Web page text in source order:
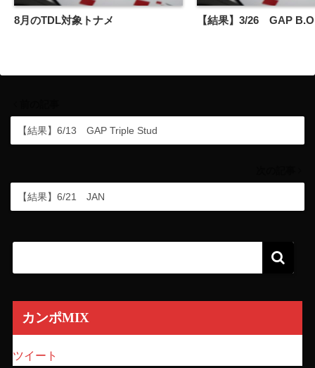
8月のTDL対象トナメ 【結果】3/26 GAP
【結果】6/13 GAP Triple Stud
【結果】6/21 JAN
カンポMIX
ツイート